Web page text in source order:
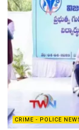
CRIME - POLICE